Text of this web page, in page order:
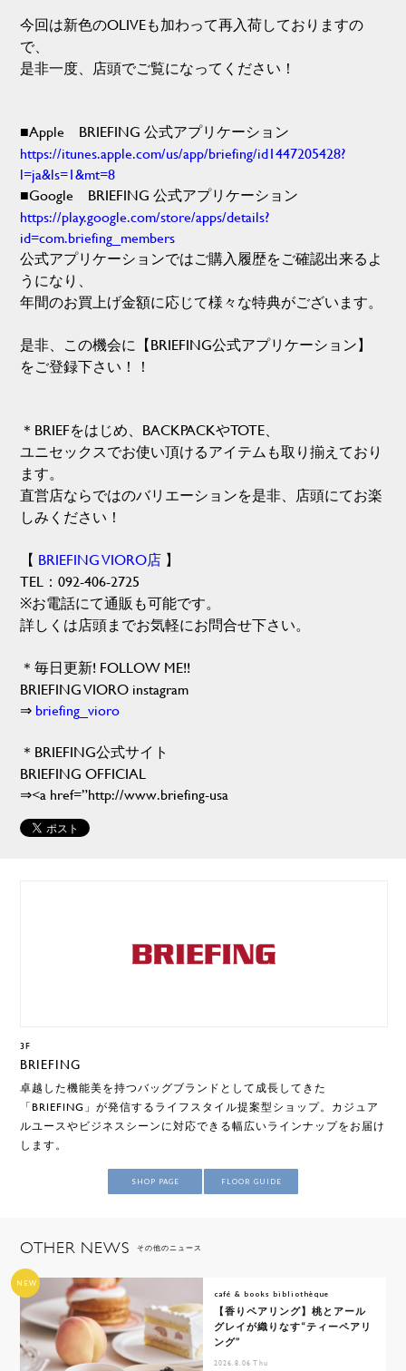
今回は新色のOLIVEも加わって再入荷しておりますの
で、
是非一度、店頭でご覧になってください！
■Apple BRIEFING 公式アプリケーション
https://itunes.apple.com/us/app/briefing/id1447205428?
l=ja&ls=1&mt=8
■Google BRIEFING 公式アプリケーション
https://play.google.com/store/apps/details?
id=com.briefing_members
公式アプリケーションではご購入履歴をご確認出来るよ
うになり、
年間のお買上げ金額に応じて様々な特典がございます。
是非、この機会に【BRIEFING公式アプリケーション】
をご登録下さい！！
＊BRIEFをはじめ、BACKPACKやTOTE、
ユニセックスでお使い頂けるアイテムも取り揃えており
ます。
直営店ならではのバリエーションを是非、店頭にてお楽
しみください！
【 BRIEFING VIORO店 】
TEL：092-406-2725
※お電話にて通販も可能です。
詳しくは店頭までお気軽にお問合せ下さい。
＊毎日更新! FOLLOW ME!!
BRIEFING VIORO instagram
⇒ briefing_vioro
＊BRIEFING公式サイト
BRIEFING OFFICIAL
⇒<a href=”http://www.briefing-usa
3F
BRIEFING
卓越した機能美を持つバッグブランドとして成長してきた
「BRIEFING」が発信するライフスタイル提案型ショップ。カジュア
ルユースやビジネスシーンに対応できる幅広いラインナップをお届け
します。
SHOP PAGE FLOOR GUIDE
OTHER NEWS その他のニュース
NEW
café & books bibliothèque
【香りペアリング】桃とアール
グレイが織りなす“ティーペアリ
ング”
2026.8.06 Thu